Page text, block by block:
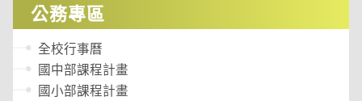
公務專區
全校行事曆
國中部課程計畫
國小部課程計畫